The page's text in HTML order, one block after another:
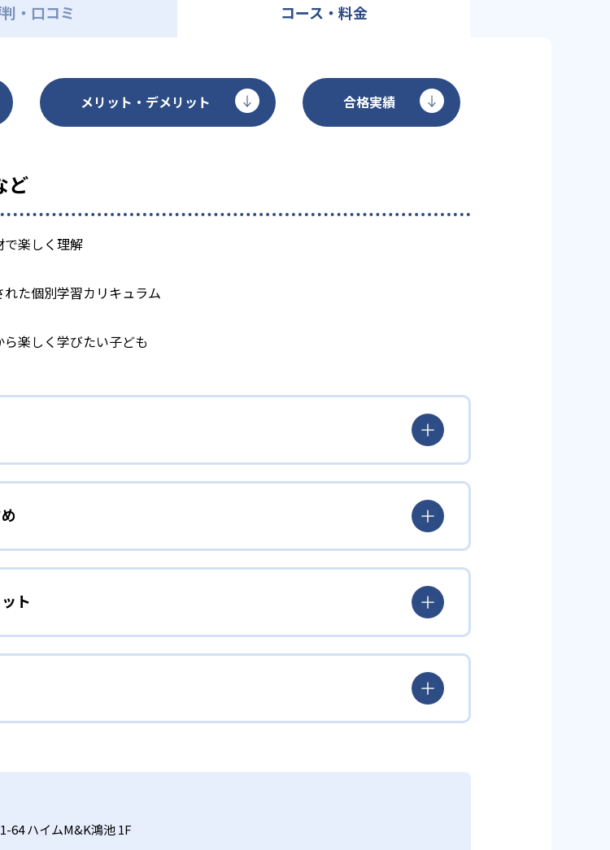
・口コミ コース・料金
メリット・デメリット 合格実績
ど
で楽しく理解
た個別学習カリキュラム
楽しく学びたい子ども
のある教材
、これを題材にしたマンガ『キュレオ プログラミングチャレンジャー
ストーリーは「キャラクターと一緒にバグを倒す旅に出る」内容で、子
、自然にプログラミングの基本を理解できる。
ム
ログラミングスクール「Tech Kids School」が監修した、大学入試まで
や成績をリアルタイムで取得して把握することで、自分から質問をする
とQUREOオリジナル教材を使ったメインパートで基礎概念を網羅。中級
徐々に本格的なコーディングに挑戦していく。学習を通して、大学入試
ながらプログラミングの基礎概念を体感的に学ぶ。その後、オリジナル
プログラミングの基礎を網羅的に習得していく。教材にはマンガ出版も
イドキャラクターの存在や、学習を進めると新しいキャラクターがもら
ムなど、子どもが夢中になれる要素が満載。集中力を持続させつつ、楽
本格的なプログラミングを学びたい人
ージやゲームなどを作りながら楽しくプログラミングを学ぶ。
的なコーディングに挑戦していく。カリキュラムは「プログラミング能
。検定などを通して達成感を味わいながら、大学入学共通テスト「情
につけていくことができる。
ト
ーリー性の高い教材によって子どもの興味を引き出す。個別最適化された
習が可能であるため、飽きずに長期的な学習が続けやすい。また、2025年
、中学・高校での学びや将来の進路選択に役立つ実践的スキルを養成で
め、事前に教室ごとに確認が必要だ。機材の購入は原則不要とされている
開していない。
64 ハイムM&K鴻池 1F